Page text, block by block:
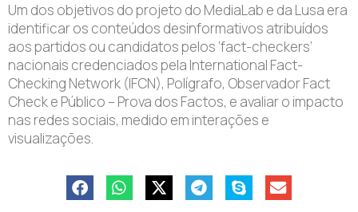
Um dos objetivos do projeto do MediaLab e da Lusa era
identificar os conteúdos desinformativos atribuídos
aos partidos ou candidatos pelos ‘fact-checkers’
nacionais credenciados pela International Fact-
Checking Network (IFCN), Polígrafo, Observador Fact
Check e Público – Prova dos Factos, e avaliar o impacto
nas redes sociais, medido em interações e
visualizações.